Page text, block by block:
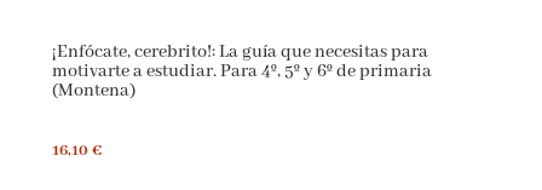
¡Enfócate, cerebrito!: La guía que necesitas para
motivarte a estudiar. Para 4º, 5º y 6º de primaria
(Montena)
16,10 €